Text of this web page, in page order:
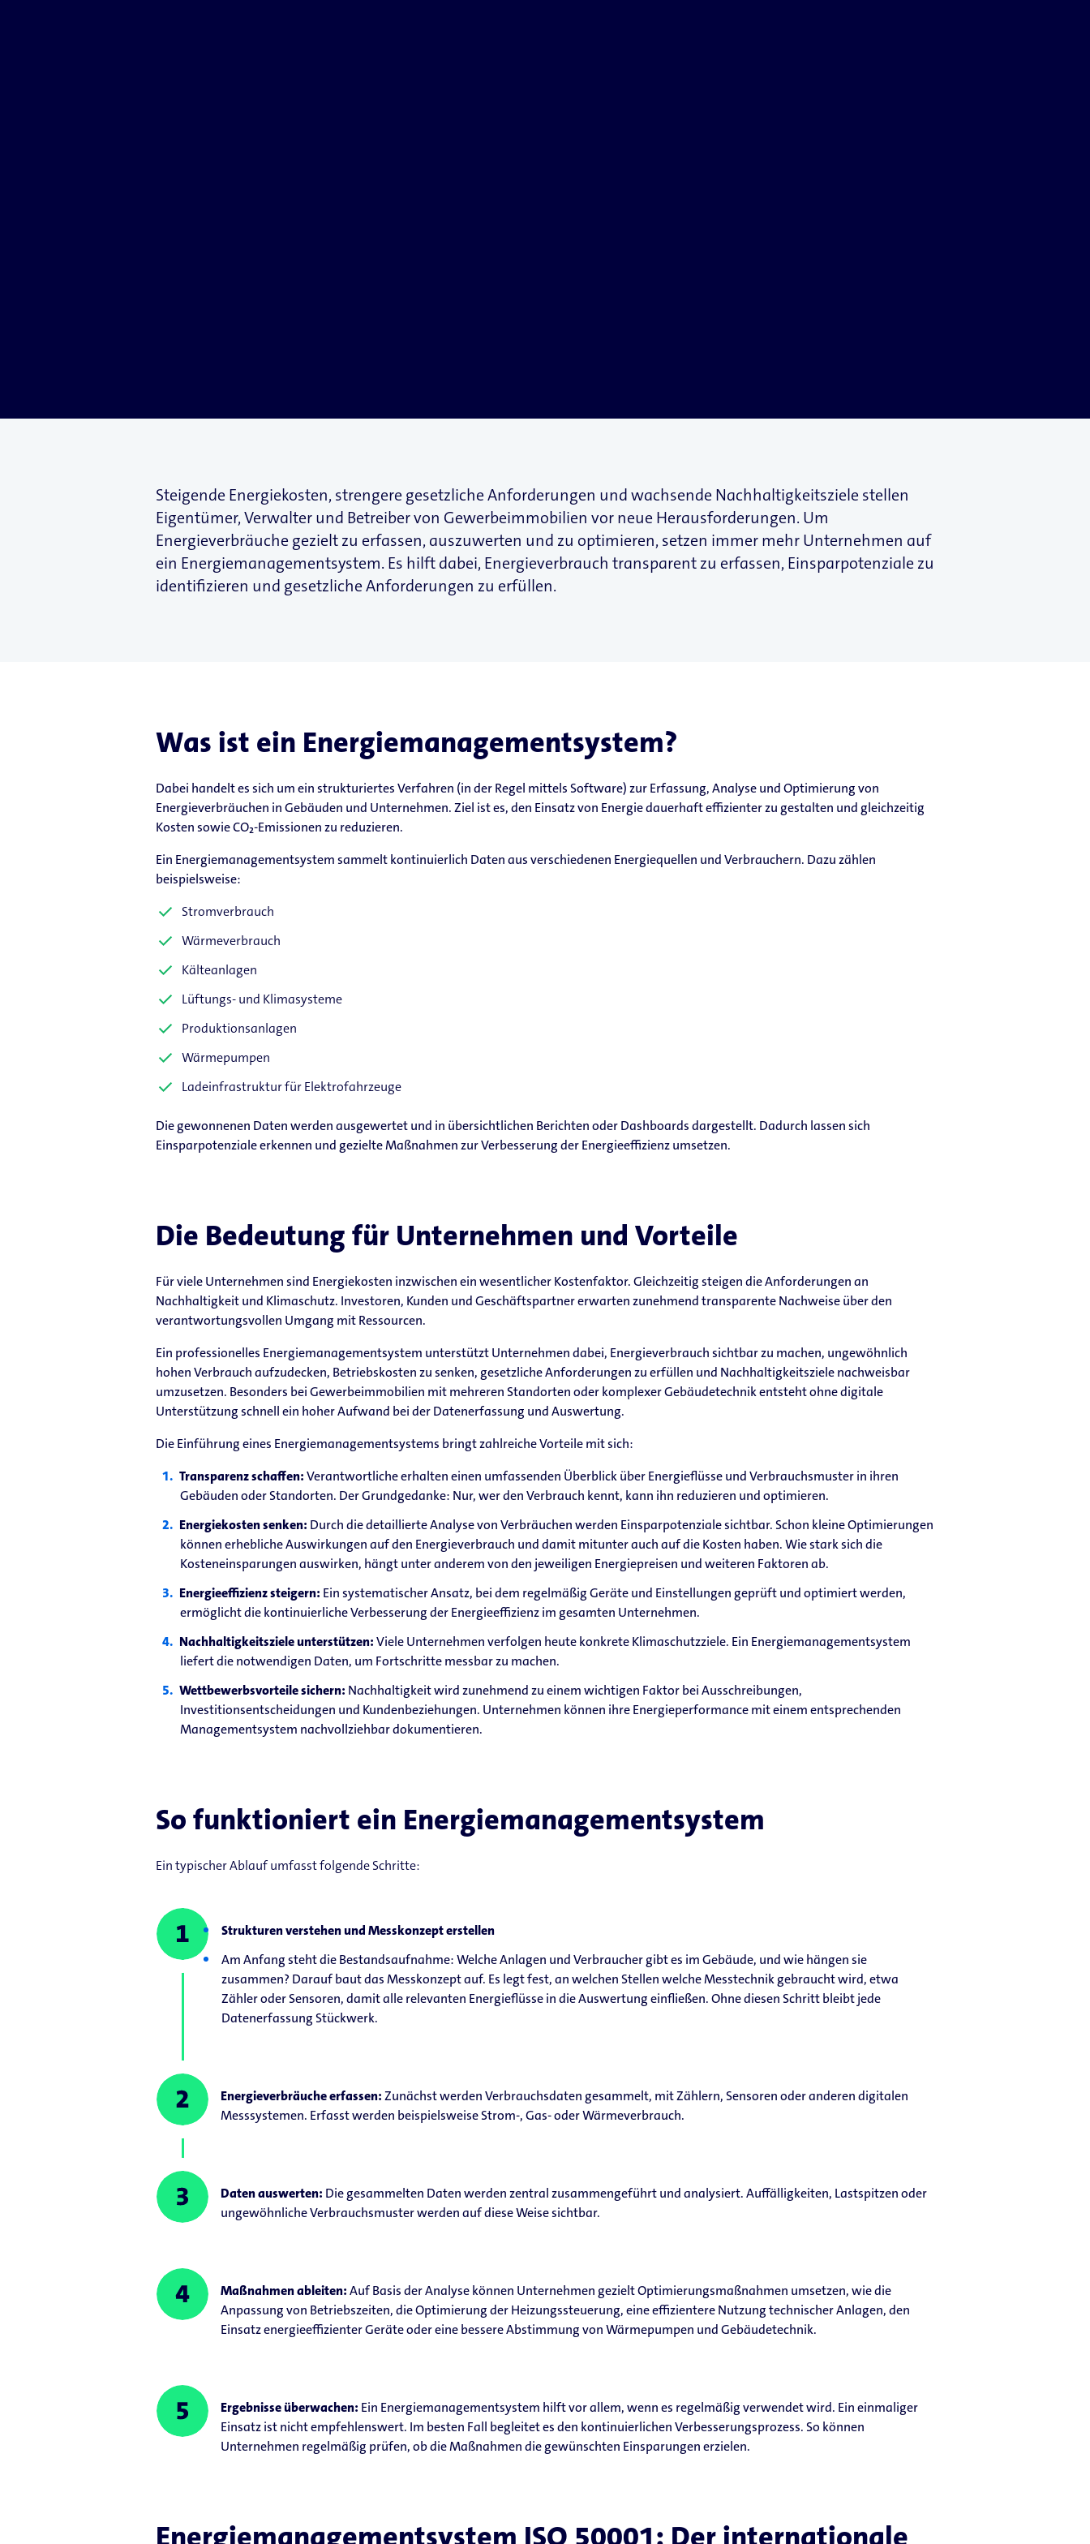
Steigende Energiekosten, strengere gesetzliche Anforderungen und wachsende Nachhaltigkeitsziele stellen
Eigentümer, Verwalter und Betreiber von Gewerbeimmobilien vor neue Herausforderungen. Um
Energieverbräuche gezielt zu erfassen, auszuwerten und zu optimieren, setzen immer mehr Unternehmen auf
ein Energiemanagementsystem. Es hilft dabei, Energieverbrauch transparent zu erfassen, Einsparpotenziale zu
identifizieren und gesetzliche Anforderungen zu erfüllen.
Was ist ein Energiemanagementsystem?
Dabei handelt es sich um ein strukturiertes Verfahren (in der Regel mittels Software) zur Erfassung, Analyse und Optimierung von
Energieverbräuchen in Gebäuden und Unternehmen. Ziel ist es, den Einsatz von Energie dauerhaft effizienter zu gestalten und gleichzeitig
Kosten sowie CO₂-Emissionen zu reduzieren.
Ein Energiemanagementsystem sammelt kontinuierlich Daten aus verschiedenen Energiequellen und Verbrauchern. Dazu zählen
beispielsweise:
Stromverbrauch
Wärmeverbrauch
Kälteanlagen
Lüftungs- und Klimasysteme
Produktionsanlagen
Wärmepumpen
Ladeinfrastruktur für Elektrofahrzeuge
Die gewonnenen Daten werden ausgewertet und in übersichtlichen Berichten oder Dashboards dargestellt. Dadurch lassen sich
Einsparpotenziale erkennen und gezielte Maßnahmen zur Verbesserung der Energieeffizienz umsetzen.
Die Bedeutung für Unternehmen und Vorteile
Für viele Unternehmen sind Energiekosten inzwischen ein wesentlicher Kostenfaktor. Gleichzeitig steigen die Anforderungen an
Nachhaltigkeit und Klimaschutz. Investoren, Kunden und Geschäftspartner erwarten zunehmend transparente Nachweise über den
verantwortungsvollen Umgang mit Ressourcen.
Ein professionelles Energiemanagementsystem unterstützt Unternehmen dabei, Energieverbrauch sichtbar zu machen, ungewöhnlich
hohen Verbrauch aufzudecken, Betriebskosten zu senken, gesetzliche Anforderungen zu erfüllen und Nachhaltigkeitsziele nachweisbar
umzusetzen. Besonders bei Gewerbeimmobilien mit mehreren Standorten oder komplexer Gebäudetechnik entsteht ohne digitale
Unterstützung schnell ein hoher Aufwand bei der Datenerfassung und Auswertung.
Die Einführung eines Energiemanagementsystems bringt zahlreiche Vorteile mit sich:
Transparenz schaffen:Verantwortliche erhalten einen umfassenden Überblick über Energieflüsse und Verbrauchsmuster in ihren
Gebäuden oder Standorten. Der Grundgedanke: Nur, wer den Verbrauch kennt, kann ihn reduzieren und optimieren.
Energiekosten senken: Durch die detaillierte Analyse von Verbräuchen werden Einsparpotenziale sichtbar. Schon kleine Optimierungen
können erhebliche Auswirkungen auf den Energieverbrauch und damit mitunter auch auf die Kosten haben. Wie stark sich die
Kosteneinsparungen auswirken, hängt unter anderem von den jeweiligen Energiepreisen und weiteren Faktoren ab.
Energieeffizienz steigern: Ein systematischer Ansatz, bei dem regelmäßig Geräte und Einstellungen geprüft und optimiert werden,
ermöglicht die kontinuierliche Verbesserung der Energieeffizienz im gesamten Unternehmen.
Nachhaltigkeitsziele unterstützen:Viele Unternehmen verfolgen heute konkrete Klimaschutzziele. Ein Energiemanagementsystem
liefert die notwendigen Daten, um Fortschritte messbar zu machen.
Wettbewerbsvorteile sichern: Nachhaltigkeit wird zunehmend zu einem wichtigen Faktor bei Ausschreibungen,
Investitionsentscheidungen und Kundenbeziehungen. Unternehmen können ihre Energieperformance mit einem entsprechenden
Managementsystem nachvollziehbar dokumentieren.
So funktioniert ein Energiemanagementsystem
Ein typischer Ablauf umfasst folgende Schritte:
Strukturen verstehen und Messkonzept erstellen
Am Anfang steht die Bestandsaufnahme: Welche Anlagen und Verbraucher gibt es im Gebäude, und wie hängen sie
zusammen? Darauf baut das Messkonzept auf. Es legt fest, an welchen Stellen welche Messtechnik gebraucht wird, etwa
Zähler oder Sensoren, damit alle relevanten Energieflüsse in die Auswertung einfließen. Ohne diesen Schritt bleibt jede
Datenerfassung Stückwerk.
Energieverbräuche erfassen:Zunächst werden Verbrauchsdaten gesammelt, mit Zählern, Sensoren oder anderen digitalen
Messsystemen. Erfasst werden beispielsweise Strom-, Gas- oder Wärmeverbrauch.
Daten auswerten: Die gesammelten Daten werden zentral zusammengeführt und analysiert. Auffälligkeiten, Lastspitzen oder
ungewöhnliche Verbrauchsmuster werden auf diese Weise sichtbar.
Maßnahmen ableiten:Auf Basis der Analyse können Unternehmen gezielt Optimierungsmaßnahmen umsetzen, wie die
Anpassung von Betriebszeiten, die Optimierung der Heizungssteuerung, eine effizientere Nutzung technischer Anlagen, den
Einsatz energieeffizienter Geräte oder eine bessere Abstimmung von Wärmepumpen und Gebäudetechnik.
Ergebnisse überwachen: Ein Energiemanagementsystem hilft vor allem, wenn es regelmäßig verwendet wird. Ein einmaliger
Einsatz ist nicht empfehlenswert. Im besten Fall begleitet es den kontinuierlichen Verbesserungsprozess. So können
Unternehmen regelmäßig prüfen, ob die Maßnahmen die gewünschten Einsparungen erzielen.